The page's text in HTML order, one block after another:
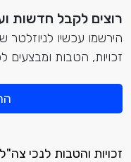
רוצים לקבל חדשות
הירשמו עכשיו לניוזלטר
זכויות, הטבות ומבצעים
זכויות והטבות לנכי צה"ל